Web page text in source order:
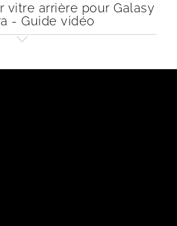
vitre arrière pour Galasy
- Guide vidéo